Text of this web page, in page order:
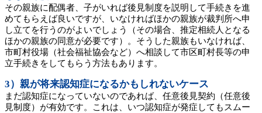
その親族に配偶者、子がいれば後見制度を説明して手続きを進
めてもらえば良いですが、いなければほかの親族が裁判所へ申
し立てを行うのがよいでしょう（その場合、推定相続人となる
ほかの親族の同意が必要です）。そうした親族もいなければ、
市町村役場（社会福祉協会など）へ相談して市区町村長等の申
立手続きをしてもらう方法もあります。
3）親が将来認知症になるかもしれないケース
まだ認知症になっていないのであれば、任意後見契約（任意後
見制度）が有効です。これは、いつ認知症が発症してもスムー